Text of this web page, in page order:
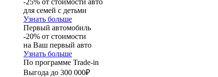
-25% от стоимости авто
для семей с детьми
Узнать больше
Первый автомобиль
-20% от стоимости
на Ваш первый авто
Узнать больше
По программе Trade-in
Выгода до 300 000₽